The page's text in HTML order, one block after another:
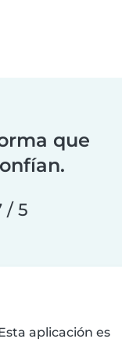
que
/ 5
aplicación es